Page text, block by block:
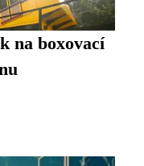
na boxovací